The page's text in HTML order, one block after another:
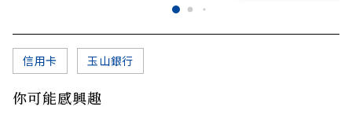
信用卡 玉山銀行
你可能感興趣